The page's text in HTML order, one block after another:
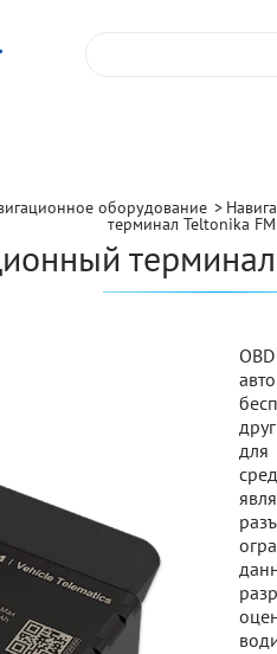
оборудование
терминал Teltonika
для